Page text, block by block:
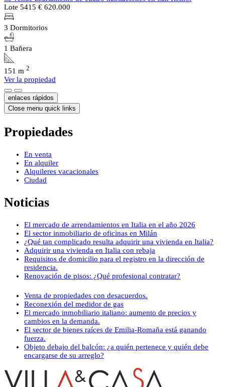
Lote 5415 € 620.000
3 Dormitorios
1 Bañera
151 m 2
Ver la propiedad
enlaces rápidos
Close menu quick links
Propiedades
En venta
En alquiler
Alquileres vacacionales
Ciudad
Noticias
El mercado de arrendamientos en Italia en el año 2026
El sector inmobiliario de oficinas en Milán
¿Qué tan complicado resulta adquirir una vivienda en Italia?
Adquirir una vivienda en Italia con rebaja
Requisitos de domicilio para el registro en la dirección de
residencia.
Renovación de pisos: ¿Qué profesional contratar?
Venta de propiedades con desacuerdos.
Reconexión del medidor de gas
El mercado inmobiliario italiano: aumento de precios y
cambios en la demanda.
El sector de bienes raíces de Emilia-Romaña está ganando
fuerza.
Objeto debajo del balcón: ¿a quién pertenece y quién debe
encargarse de su arreglo?